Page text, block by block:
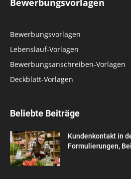
Bewerbungsvorlagen
Lebenslauf-Vorlagen
Bewerbungsanschreiben-Vorlagen
Deckblatt-Vorlagen
Beliebte Beiträge
Kundenkontakt in
Formulierungen,